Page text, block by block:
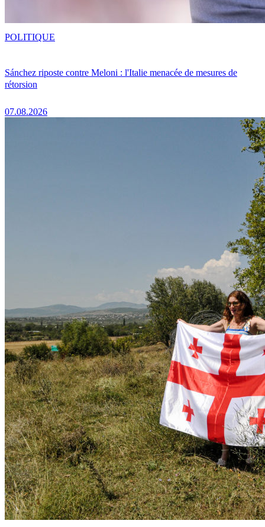
Sánchez riposte contre Meloni : l'Italie menacée de mesures de
rétorsion
07.08.2026
POLITIQUE